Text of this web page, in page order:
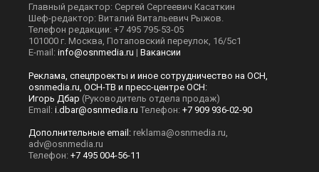
Главный редактор: Сергей Сергеевич Касаткин
Шеф-редактор: Виталий Витальевич Рыжов.
Телефон редакции: +7 495 795-53-05
101000 г. Москва, Потаповский переулок, 16/5с1
E-mail: info@osnmedia.ru | Вакансии
Реклама, спецпроекты и иное сотрудничество на ОСН,
osnmedia.ru, ОСН-ТВ и пресс-центре ОСН:
Игорь Дбар (Руководитель отдела продаж)
Email: i.dbar@osnmedia.ru Телефон: +7 909 936-02-90
Дополнительные email: reklama@osnmedia.ru
adv@osnmedia.ru
Телефон: +7 495 004-56-11